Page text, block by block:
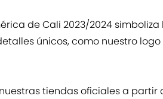
de Cali 2023/2024
únicos, como nuestro
tiendas oficiales a partir